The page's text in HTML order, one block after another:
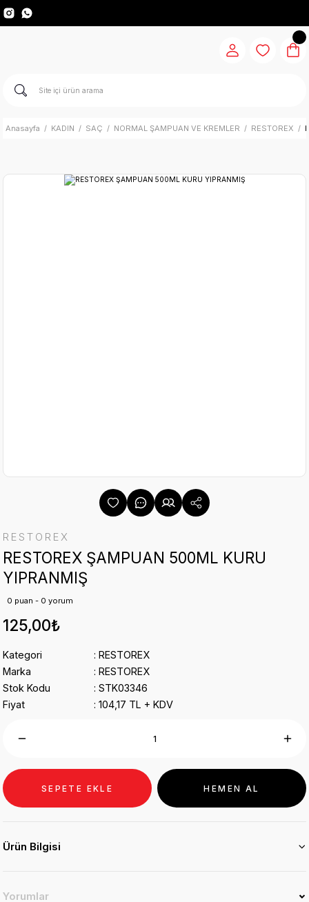
Anasayfa KADIN SAÇ NORMAL ŞAMPUAN VE KREMLER RESTOREX
RESTOREX
RESTOREX ŞAMPUAN 500ML KURU
YIPRANMIŞ
0 puan - 0 yorum
125,00₺
Kategori
RESTOREX
Marka
RESTOREX
Stok Kodu
STK03346
Fiyat
104,17 TL + KDV
SEPETE EKLE HEMEN AL
Ürün Bilgisi
Yorumlar